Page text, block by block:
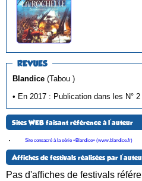
REVUES
Blandice
(Tabou )
• En 2017 : Publication dans les N° 2
Sites WEB faisant référence à l'auteur
Site consacré à la série «Blandice» (www.blandice.fr)
Affiches de festivals réalisées par
Pas d'affiches de festivals